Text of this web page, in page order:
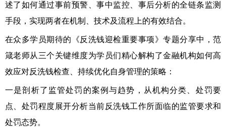
述了如何通过事前预警、事中监控、事后分析的全链条监测
手段，实现两者在机制、技术及流程上的有效结合。
在众多学员期待的《反洗钱迎检重要事项》专题分享中，范
箴老师从三个关键维度为学员们精心解构了金融机构如何高
效应对反洗钱检查、持续优化自身管理的策略：
一是剖析了监管处罚的案例与趋势，从机构分类、处罚要
点、处罚程度展开分析当前反洗钱工作所面临的监管要求和
处罚态势。